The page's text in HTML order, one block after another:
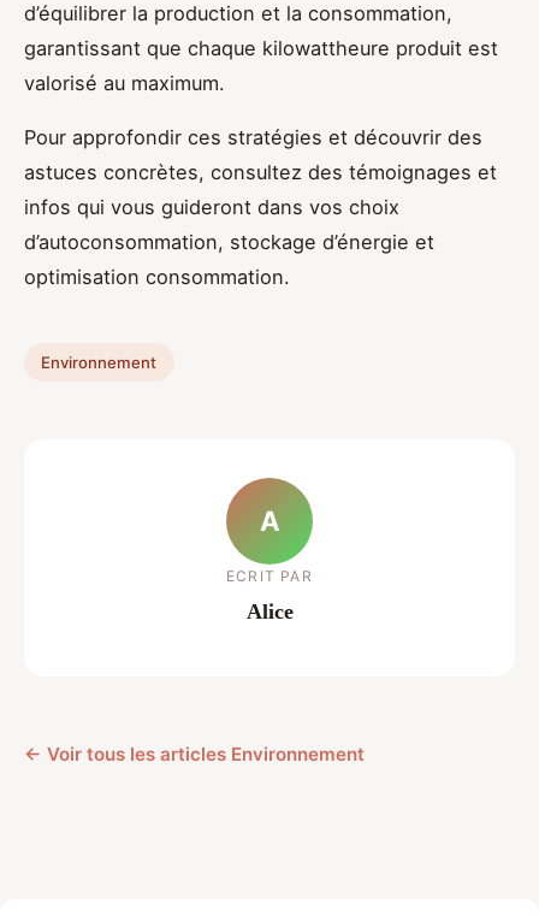
d’équilibrer la production et la consommation,
garantissant que chaque kilowattheure produit est
valorisé au maximum.
Pour approfondir ces stratégies et découvrir des
astuces concrètes, consultez des témoignages et
infos qui vous guideront dans vos choix
d’autoconsommation, stockage d’énergie et
optimisation consommation.
Environnement
A
ECRIT PAR
Alice
← Voir tous les articles Environnement